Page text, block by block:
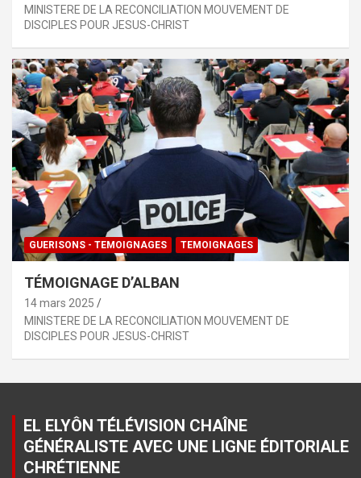
MINISTERE DE LA RECONCILIATION MOUVEMENT DE
DISCIPLES POUR JESUS-CHRIST
GUERISONS - TEMOIGNAGES TEMOIGNAGES
TÉMOIGNAGE D’ALBAN
14 mars 2025
MINISTERE DE LA RECONCILIATION MOUVEMENT DE
DISCIPLES POUR JESUS-CHRIST
EL ELYÔN TÉLÉVISION CHAÎNE
GÉNÉRALISTE AVEC UNE LIGNE ÉDITORIALE
CHRÉTIENNE